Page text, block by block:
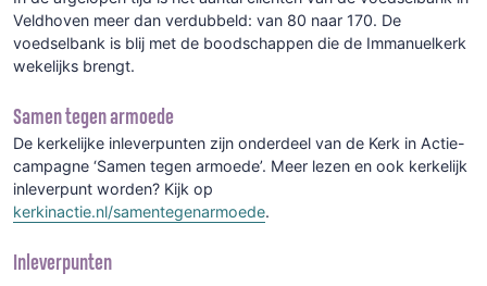
Veldhoven meer dan verdubbeld: van 80 naar 170. De
voedselbank is blij met de boodschappen die de Immanuelkerk
wekelijks brengt.
Samen tegen armoede
De kerkelijke inleverpunten zijn onderdeel van de Kerk in Actie-
campagne ‘Samen tegen armoede’. Meer lezen en ook kerkelijk
inleverpunt worden? Kijk op
kerkinactie.nl/samentegenarmoede.
Inleverpunten